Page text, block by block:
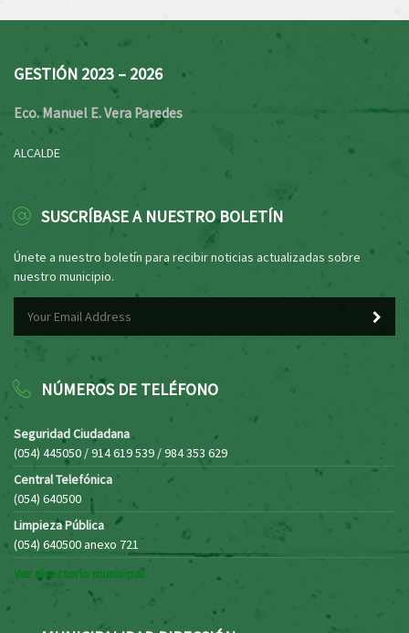
GESTIÓN 2023 – 2026
Eco. Manuel E. Vera Paredes
ALCALDE
SUSCRÍBASE A NUESTRO BOLETÍN
Únete a nuestro boletín para recibir noticias actualizadas sobre
nuestro municipio.
NÚMEROS DE TELÉFONO
Seguridad Ciudadana
(054) 445050 / 914 619 539 / 984 353 629
Central Telefónica
(054) 640500
Limpieza Pública
(054) 640500 anexo 721
Ver directorio municipal